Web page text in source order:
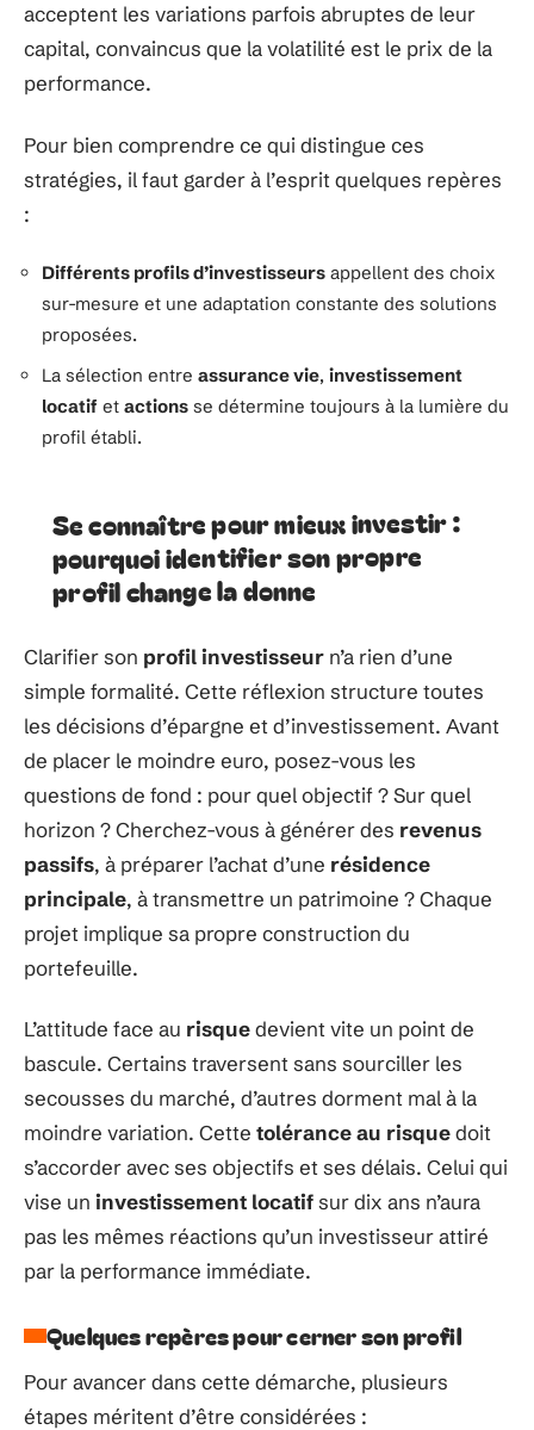
acceptent les variations parfois abruptes de leur
capital, convaincus que la volatilité est le prix de la
performance.
Pour bien comprendre ce qui distingue ces
stratégies, il faut garder à l’esprit quelques repères
:
Différents profils d’investisseurs appellent des choix
sur-mesure et une adaptation constante des solutions
proposées.
La sélection entre assurance vie, investissement
locatif et actions se détermine toujours à la lumière du
profil établi.
Se connaître pour mieux investir :
pourquoi identifier son propre
profil change la donne
Clarifier son profil investisseur n’a rien d’une
simple formalité. Cette réflexion structure toutes
les décisions d’épargne et d’investissement. Avant
de placer le moindre euro, posez-vous les
questions de fond : pour quel objectif ? Sur quel
horizon ? Cherchez-vous à générer des revenus
passifs, à préparer l’achat d’une résidence
principale, à transmettre un patrimoine ? Chaque
projet implique sa propre construction du
portefeuille.
L’attitude face au risquedevient vite un point de
bascule. Certains traversent sans sourciller les
secousses du marché, d’autres dorment mal à la
moindre variation. Cette tolérance au risquedoit
s’accorder avec ses objectifs et ses délais. Celui qui
vise un investissement locatifsur dix ans n’aura
pas les mêmes réactions qu’un investisseur attiré
par la performance immédiate.
Quelques repères pour cerner son profil
Pour avancer dans cette démarche, plusieurs
étapes méritent d’être considérées :